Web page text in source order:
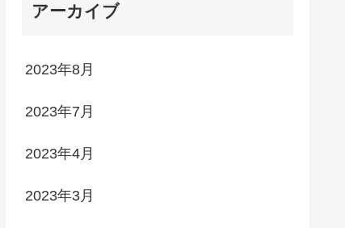
アーカイブ
2023年8月
2023年7月
2023年4月
2023年3月